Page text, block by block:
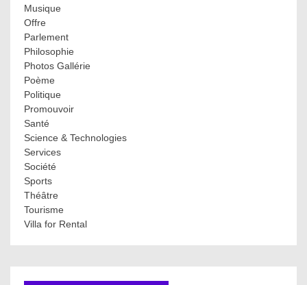
Musique
Offre
Parlement
Philosophie
Photos Gallérie
Poème
Politique
Promouvoir
Santé
Science & Technologies
Services
Société
Sports
Théâtre
Tourisme
Villa for Rental